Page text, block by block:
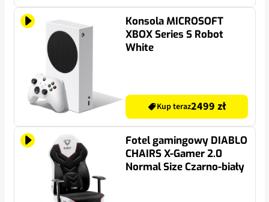
Konsola MICROSOFT
XBOX Series S Robot
White
Kup teraz2499 zł
Fotel gamingowy DIABLO
CHAIRS X-Gamer 2.0
Normal Size Czarno-biały